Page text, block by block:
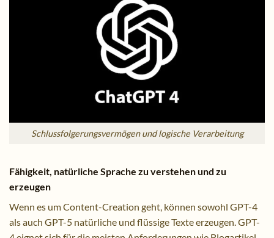
Schlussfolgerungsvermögen und logische Verarbeitung
Fähigkeit, natürliche Sprache zu verstehen und zu
erzeugen
Wenn es um Content-Creation geht, können sowohl GPT-4
als auch GPT-5 natürliche und flüssige Texte erzeugen. GPT-